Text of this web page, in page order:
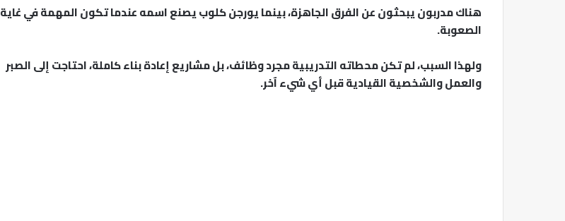
هناك مدربون يبحثون عن الفرق الجاهزة، بينما يورجن كلوب يصنع اسمه عندما تكون المهمة في غاية
الصعوبة.
ولهذا السبب، لم تكن محطاته التدريبية مجرد وظائف، بل مشاريع إعادة بناء كاملة، احتاجت إلى الصبر
والعمل والشخصية القيادية قبل أي شيء آخر.